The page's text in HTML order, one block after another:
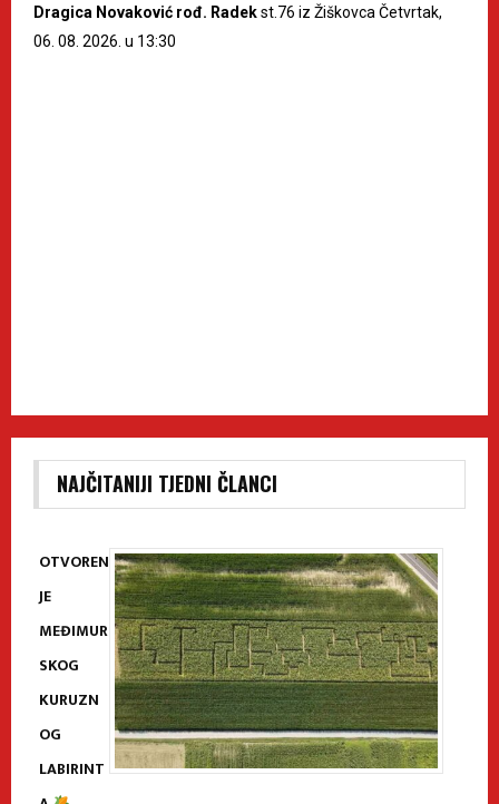
Dragica Novaković rođ. Radekst.76 iz Žiškovca Četvrtak,
06. 08. 2026. u 13:30
NAJČITANIJI TJEDNI ČLANCI
OTVOREN
JE
MEĐIMUR
SKOG
KURUZN
OG
LABIRINT